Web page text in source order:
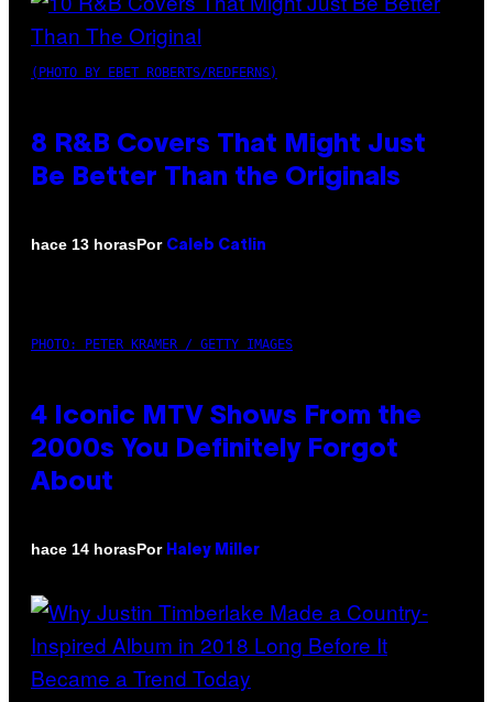
(PHOTO BY EBET ROBERTS/REDFERNS)
8 R&B Covers That Might Just
Be Better Than the Originals
hace 13 horasPor Caleb Catlin
PHOTO: PETER KRAMER / GETTY IMAGES
4 Iconic MTV Shows From the
2000s You Definitely Forgot
About
hace 14 horasPor Haley Miller